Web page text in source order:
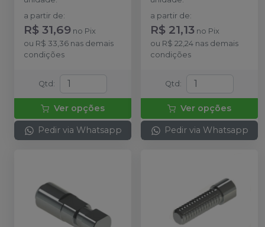
a partir de:
R$ 31,69 no Pix
ou R$ 33,36 nas demais
condições
Qtd :
Ver opções
Pedir via Whatsapp
a partir de:
R$ 21,13 no Pix
ou R$ 22,24 nas demais
condições
Qtd :
Ver opções
Pedir via Whatsapp